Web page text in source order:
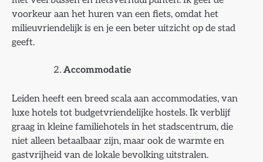
voorkeur aan het huren van een fiets, omdat het
milieuvriendelijk is en je een beter uitzicht op de stad
geeft.
Accommodatie
Leiden heeft een breed scala aan accommodaties, van
luxe hotels tot budgetvriendelijke hostels. Ik verblijf
graag in kleine familiehotels in het stadscentrum, die
niet alleen betaalbaar zijn, maar ook de warmte en
gastvrijheid van de lokale bevolking uitstralen.